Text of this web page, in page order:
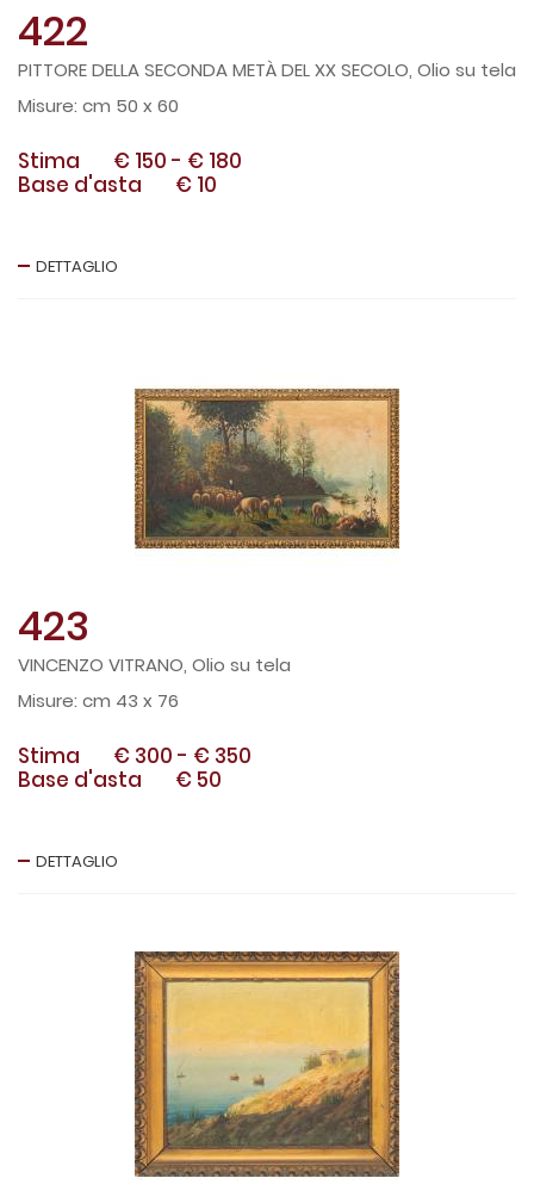
422
PITTORE DELLA SECONDA METÀ DEL XX SECOLO, Olio su tela
cm 50 x 60
Stima € 150 - € 180
Base d'asta
€ 10
DETTAGLIO
423
VINCENZO VITRANO, Olio su tela
cm 43 x 76
Stima € 300 - € 350
Base d'asta
€ 50
DETTAGLIO